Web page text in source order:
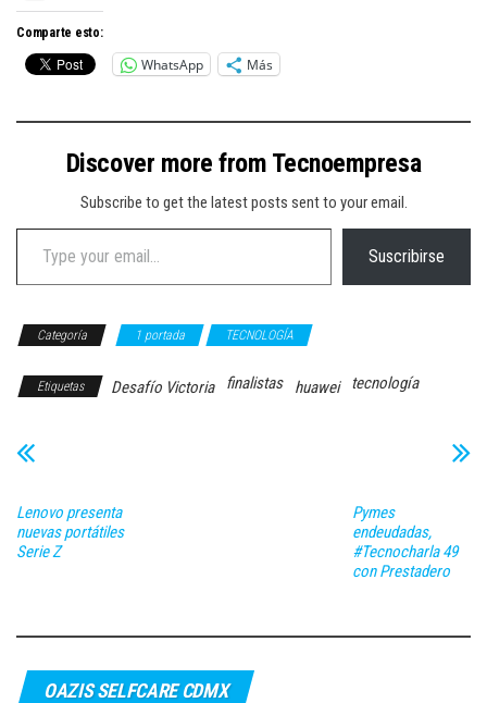
Comparte esto:
WhatsApp Más
Discover more from Tecnoempresa
Subscribe to get the latest posts sent to your email.
Type your email…
Suscribirse
Categoría 1 portada TECNOLOGÍA
Etiquetas Desafío Victoria finalistas huawei tecnología
Lenovo presenta
nuevas portátiles
Serie Z
Pymes
endeudadas,
#Tecnocharla 49
con Prestadero
OAZIS SELFCARE CDMX